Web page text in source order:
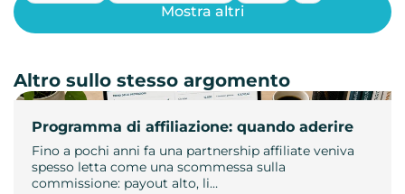
Programma di affiliazione: quando aderire
Fino a pochi anni fa una partnership affiliate veniva
spesso letta come una scommessa sulla
commissione: payout alto, li…
Mostra altri
Altro sullo stesso argomento